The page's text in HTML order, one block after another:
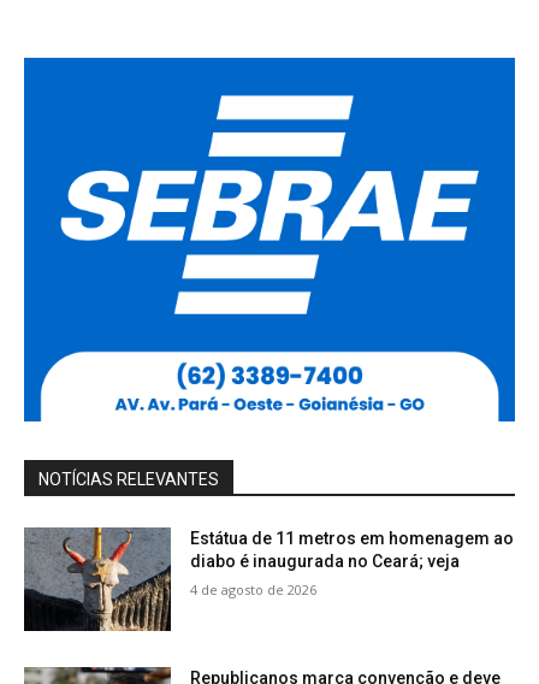
NOTÍCIAS RELEVANTES
Estátua de 11 metros em homenagem ao
diabo é inaugurada no Ceará; veja
4 de agosto de 2026
Republicanos marca convenção e deve